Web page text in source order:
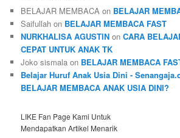
BELAJAR MEMBACA on BELAJAR
Saifullah on BELAJAR MEMBACA FAST
NURKHALISA AGUSTIN onCARA
CEPAT UNTUK ANAK TK
Joko sismala on BELAJAR MEMBACA
Belajar Huruf Anak Usia Dini -
BELAJAR MEMBACA ANAK USIA DINI?
LIKE Fan Page Kami Untuk
Mendapatkan Artikel Menarik